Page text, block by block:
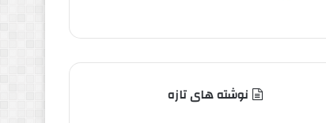
نوشته های تازه